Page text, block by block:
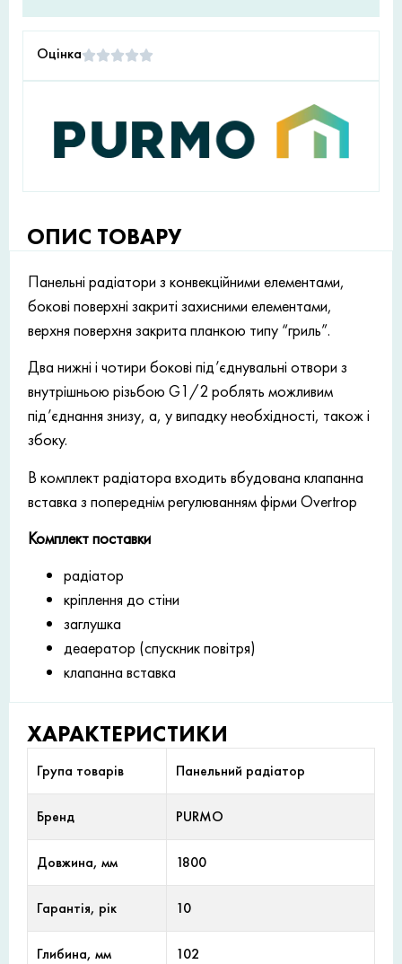
Оцінка
ОПИС ТОВАРУ
Панельні радіатори з конвекційними елементами,
бокові поверхні закриті захисними елементами,
верхня поверхня закрита планкою типу “гриль”.
Два нижні і чотири бокові під’єднувальні отвори з
внутрішньою різьбою G1/2 роблять можливим
під’єднання знизу, а, у випадку необхідності, також і
збоку.
В комплект радіатора входить вбудована клапанна
вставка з попереднім регулюванням фірми Overtrop
Комплект поставки
радіатор
кріплення до стіни
заглушка
деаератор (спускник повітря)
клапанна вставка
ХАРАКТЕРИСТИКИ
Група товарів Панельний радіатор
Бренд PURMO
Довжина, мм 1800
Гарантія, рік 10
Глибина, мм 102